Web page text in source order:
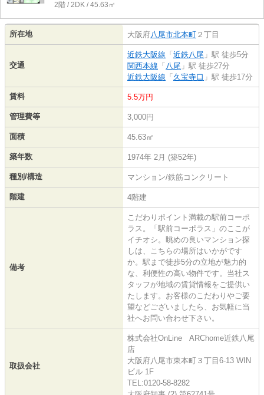
2階 / 2DK / 45.63㎡
所在地 大阪府八尾市北本町 ２丁目
交通
近鉄大阪線 「 近鉄八尾 」駅 徒歩5分
関西本線 「 八尾 」駅 徒歩27分
近鉄大阪線 「 久宝寺口 」駅 徒歩17分
賃料 5.5万円
管理費等 3,000円
面積 45.63㎡
築年数 1974年 2月 (築52年)
種別/構造 マンション/鉄筋コンクリート
階建 4階建
備考
こだわりポイント満載の駅前コーポ
ラス。「駅前コーポラス」のここが
イチオシ。眺めの良いマンション探
しは、こちらの場所はいかがです
か。駅まで徒歩5分の立地が魅力的
な、利便性の高い物件です。当社ス
タッフが地域の賃貸情報をご提供い
たします。お客様のこだわりやご要
望などございましたら、お気軽に当
社へお問い合わせ下さい。
取扱会社
株式会社OnLine ARChome近鉄八尾
店
大阪府八尾市東本町３丁目6-13 WIN
ビル 1F
TEL:0120-58-8282